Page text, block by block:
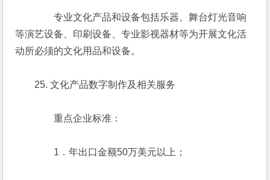
专业文化产品和设备包括乐器、舞台灯光音响
等演艺设备、印刷设备、专业影视器材等为开展文化活
动所必须的文化用品和设备。
25. 文化产品数字制作及相关服务
重点企业标准：
1．年出口金额50万美元以上；